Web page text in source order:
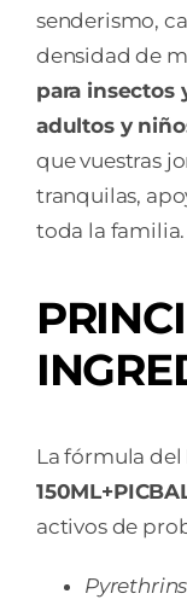
senderismo,
densidad de
para insectos
adultos y
que vuestras
tranquilas,
toda la familia.
La fórmula del
activos de
Pyrethrins